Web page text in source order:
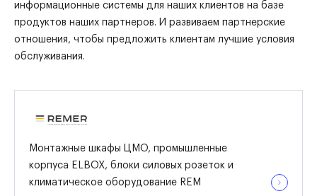
информационные системы для наших клиентов на базе
продуктов наших партнеров. И развиваем партнерские
отношения, чтобы предложить клиентам лучшие условия
обслуживания.
Монтажные шкафы ЦМО, промышленные
корпуса ELBOX, блоки силовых розеток и
климатическое оборудование REM